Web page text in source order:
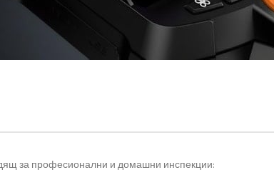
за професионални и домашни инспекции: